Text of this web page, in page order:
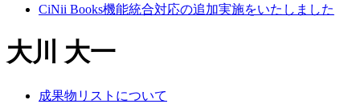
CiNii Books機能統合対応の追加実施をいたしました
大川 大一
成果物リストについて